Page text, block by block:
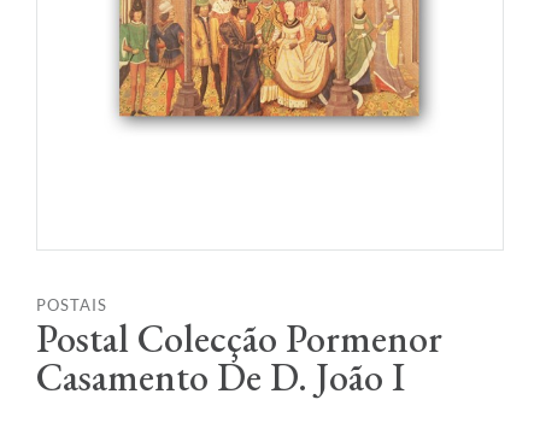
POSTAIS
Postal Colecção Pormenor
Casamento De D. João I